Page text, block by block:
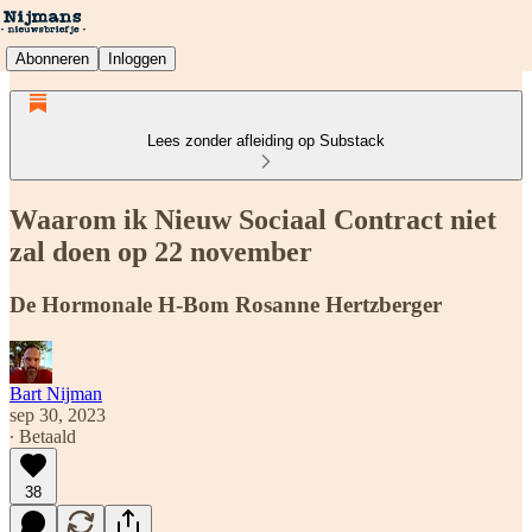
Abonneren Inloggen
Lees zonder afleiding op Substack
Waarom ik Nieuw Sociaal Contract niet
zal doen op 22 november
De Hormonale H-Bom Rosanne Hertzberger
Bart Nijman
sep 30, 2023
∙ Betaald
38